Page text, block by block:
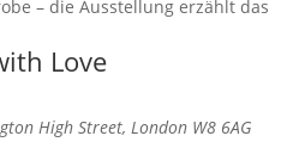
– die Ausstellung erzählt das
Love
High Street, London W8 6AG